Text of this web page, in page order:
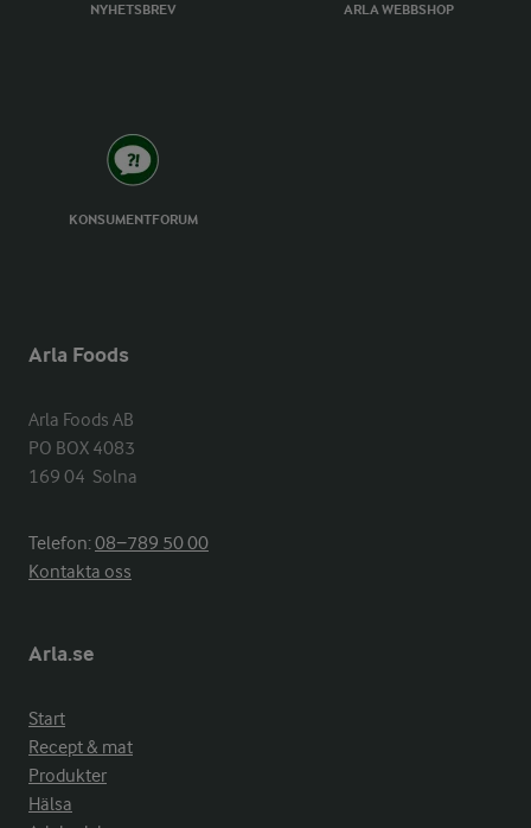
NYHETSBREV ARLA WEBBSHOP
KONSUMENTFORUM
Arla Foods
Arla Foods AB
PO BOX 4083
169 04  Solna
Telefon:08−789 50 00
Kontakta oss
Arla.se
Start
Recept & mat
Produkter
Hälsa